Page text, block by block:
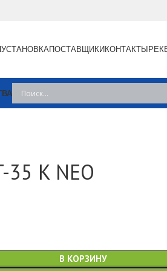
УСТАНОВКАПОСТАВЩИКИКОНТАКТЫ
35 K NEO
В КОРЗИНУ